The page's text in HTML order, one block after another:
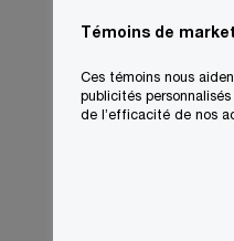
Témoins de
Ces témoins nous
publicités
de l’efficacité de nos